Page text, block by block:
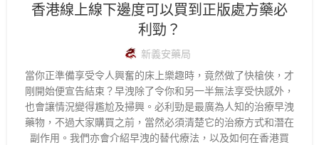
香港線上線下邊度可以買到正版處方藥必
利勁？
新義安藥局
當你正準備享受令人興奮的床上樂趣時，竟然做了快槍俠，才
剛開始便宣告結束？早洩除了令你和另一半無法享受快感外，
也會讓情況變得尷尬及掃興。必利勁是最廣為人知的治療早洩
藥物，不過大家購買之前，當然必須清楚它的治療方式和潛在
副作用。我們亦會介紹早洩的替代療法，以及如何在香港買